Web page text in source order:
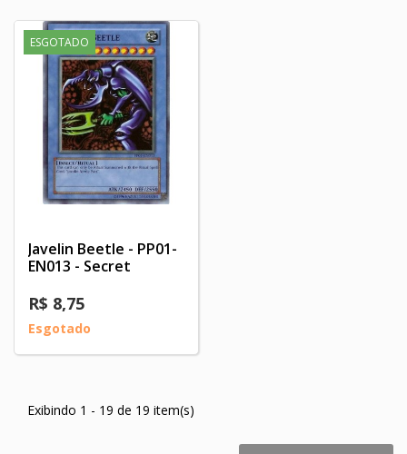
ESGOTADO
Javelin Beetle - PP01-
EN013 - Secret
R$ 8,75
Esgotado
Exibindo 1 - 19 de 19 item(s)